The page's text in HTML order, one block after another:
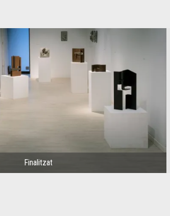
Finalitzat